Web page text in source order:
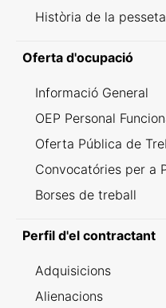
Història de la pesseta
Oferta d'ocupació
Informació General
OEP Personal
Oferta Pública de
Convocatóries per a
Borses de treball
Perfil d'el contractant
Adquisicions
Alienacions